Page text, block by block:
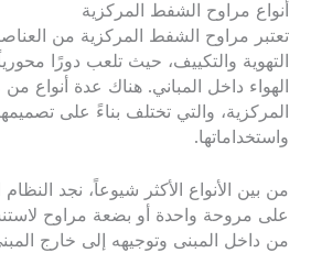
أنواع مراوح الشفط المركزية
تعتبر مراوح الشفط المركزية من
التهوية والتكييف، حيث تلعب دورًا
الهواء داخل المباني. هناك عدة أنواع
المركزية، والتي تختلف بناءً على
واستخداماتها.
من بين الأنواع الأكثر شيوعاً، نجد النظام
على مروحة واحدة أو بضعة مراوح
من داخل المبنى وتوجيهه إلى خارج